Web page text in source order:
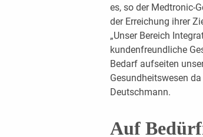
es, so der Medtronic-
der Erreichung ihrer
„Unser Bereich
kundenfreundliche
Bedarf aufseiten
Gesundheitswesen
Deutschmann.
Auf